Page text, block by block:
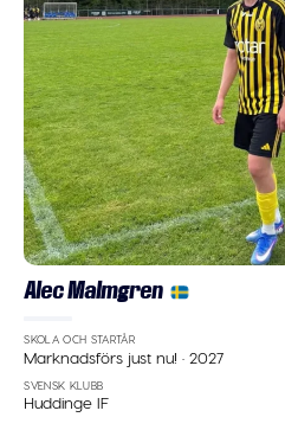
Alec Malmgren
SKOLA OCH STARTÅR
Marknadsförs just nu!·2027
SVENSK KLUBB
Huddinge IF